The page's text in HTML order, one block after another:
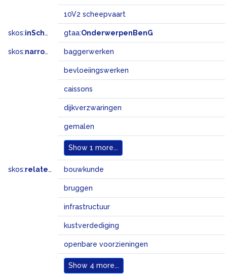
10V2 scheepvaart
skos:inScheme gtaa:OnderwerpenBenG
skos:narrower baggerwerken
bevloeiingswerken
caissons
dijkverzwaringen
gemalen
Show 1 more...
skos:related bouwkunde
bruggen
infrastructuur
kustverdediging
openbare voorzieningen
Show 4 more...